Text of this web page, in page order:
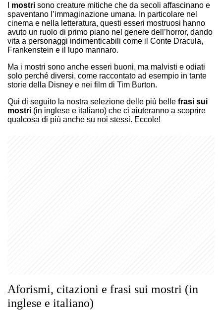
mostri sono creature mitiche che da secoli affascinano e
spaventano l’immaginazione umana. In particolare nel
cinema e nella letteratura, questi esseri mostruosi hanno
avuto un ruolo di primo piano nel genere dell’horror, dando
vita a personaggi indimenticabili come il Conte Dracula,
Frankenstein e il lupo mannaro.
Ma i mostri sono anche esseri buoni, ma malvisti e odiati
solo perché diversi, come raccontato ad esempio in tante
storie della Disney e nei film di Tim Burton.
Qui di seguito la nostra selezione delle più belle frasi sui
mostri (in inglese e italiano) che ci aiuteranno a scoprire
qualcosa di più anche su noi stessi. Eccole!
Aforismi, citazioni e frasi sui mostri (in
inglese e italiano)